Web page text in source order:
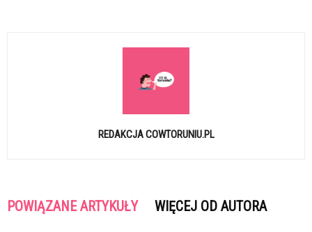
REDAKCJA COWTORUNIU.PL
POWIĄZANE ARTYKUŁY WIĘCEJ OD AUTORA